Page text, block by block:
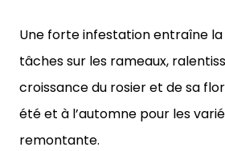
Une forte infestation entraîne la
tâches sur les rameaux,
croissance du rosier et de sa
été et à l’automne pour les
remontante.